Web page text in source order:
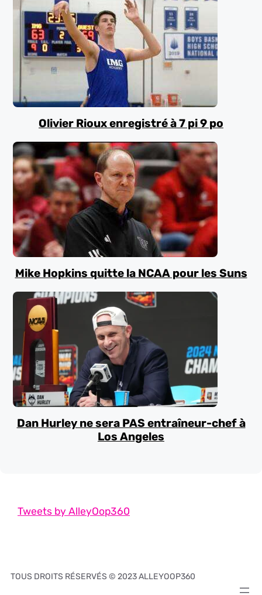
Olivier Rioux enregistré à 7 pi 9 po
Mike Hopkins quitte la NCAA pour les Suns
Dan Hurley ne sera PAS entraîneur-chef à
Los Angeles
Tweets by AlleyOop360
TOUS DROITS RÉSERVÉS © 2023 ALLEYOOP360